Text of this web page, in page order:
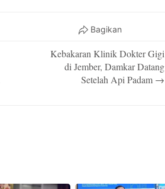
Bagikan
Kebakaran Klinik Dokter Gigi
di Jember, Damkar Datang
Setelah Api Padam →